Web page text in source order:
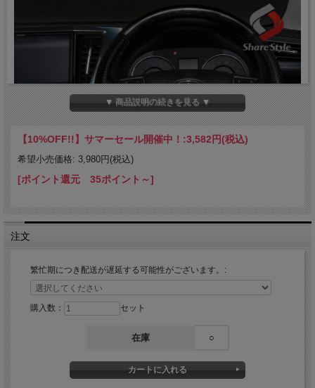
▼ 商品説明の続きを見る ▼
【10%OFF!!】サマーセール開催中！:3,582円(税込)
希望小売価格: 3,980円(税込)
[ポイント還元 35ポイント～]
注文
繁忙期につき配送が遅延する可能性がございます。:
購入数： セット
在庫 ○